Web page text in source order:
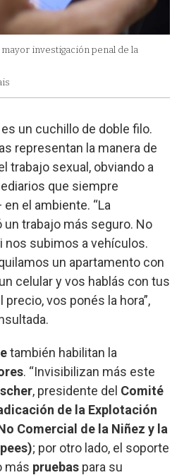
investigación penal de la
es un cuchillo de doble filo.
representan la manera de
trabajo sexual, obviando a
que siempre
el ambiente. “La
trabajo más seguro. No
nos subimos a vehículos.
un apartamento con
celular y vos hablás con tus
vos ponés la hora”,
también habilitan la
. “Invisibilizan más este
, presidente del Comité
de la Explotación
Comercial de la Niñez y la
; por otro lado, el soporte
más pruebas para su